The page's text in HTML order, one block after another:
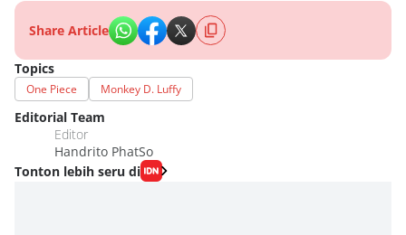
Share Article
Topics
One Piece Monkey D. Luffy
Editorial Team
Editor
Handrito PhatSo
Tonton lebih seru di